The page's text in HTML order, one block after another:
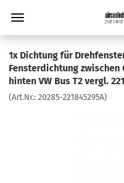
1x Dichtung für
Fensterdichtung
hinten VW Bus T2 vergl.
(Art.Nr.: 20285-221845295A)